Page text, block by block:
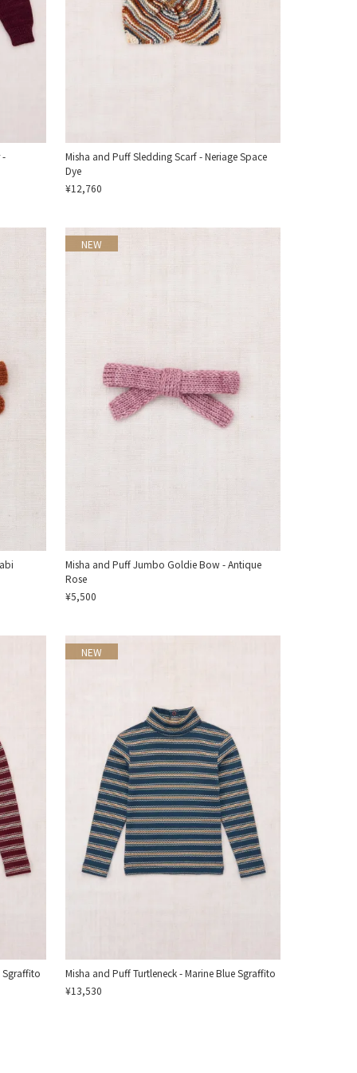
-
Misha and Puff Sledding Scarf - Neriage Space
Dye
¥12,760
NEW
Misha and Puff Jumbo Goldie Bow - Antique
Rose
¥5,500
Sgraffito
NEW
Misha and Puff Turtleneck - Marine Blue Sgraffito
¥13,530